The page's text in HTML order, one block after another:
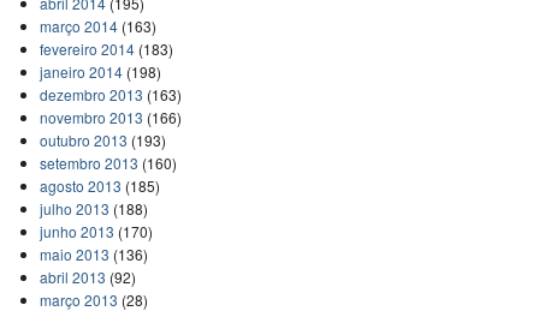
março 2014(163)
fevereiro 2014(183)
janeiro 2014(198)
dezembro 2013 (163)
novembro 2013 (166)
outubro 2013 (193)
setembro 2013 (160)
agosto 2013 (185)
julho 2013 (188)
junho 2013 (170)
maio 2013 (136)
abril 2013 (92)
março 2013 (28)